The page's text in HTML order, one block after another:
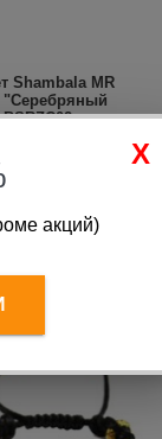
Shambala MR
"Серебряный
акций)